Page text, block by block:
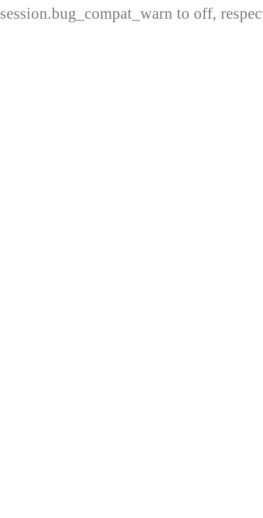
session.bug_compat_warn to off,